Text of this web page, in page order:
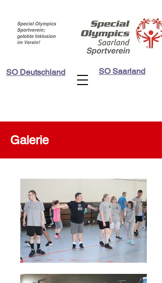
SO Deutschland SO Saarland
Galerie